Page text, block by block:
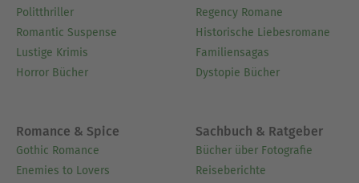
Politthriller
Romantic Suspense
Lustige Krimis
Horror Bücher
Regency Romane
Historische Liebesromane
Familiensagas
Dystopie Bücher
Romance & Spice
Gothic Romance
Enemies to Lovers
Sachbuch & Ratgeber
Bücher über Fotografie
Reiseberichte